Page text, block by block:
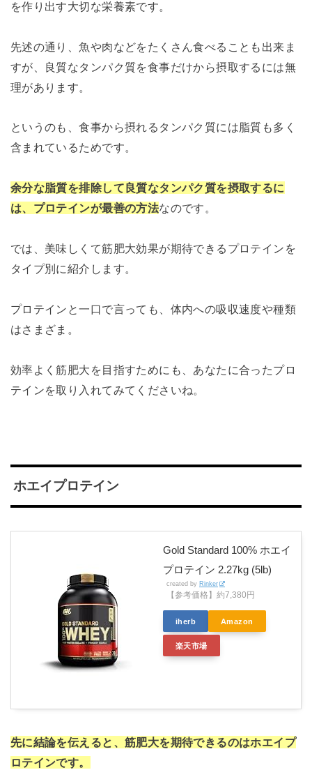
を作り出す大切な栄養素です。
先述の通り、魚や肉などをたくさん食べることも出来ま
すが、良質なタンパク質を食事だけから摂取するには無
理があります。
というのも、食事から摂れるタンパク質には脂質も多く
含まれているためです。
余分な脂質を排除して良質なタンパク質を摂取するに
は、プロテインが最善の方法なのです。
では、美味しくて筋肥大効果が期待できるプロテインを
タイプ別に紹介します。
プロテインと一口で言っても、体内への吸収速度や種類
はさまざま。
効率よく筋肥大を目指すためにも、あなたに合ったプロ
テインを取り入れてみてくださいね。
ホエイプロテイン
Gold Standard 100% ホエイ
プロテイン 2.27kg (5lb)
created by Rinker
【参考価格】約7,380円
iherb Amazon
楽天市場
先に結論を伝えると、筋肥大を期待できるのはホエイプ
ロテインです。